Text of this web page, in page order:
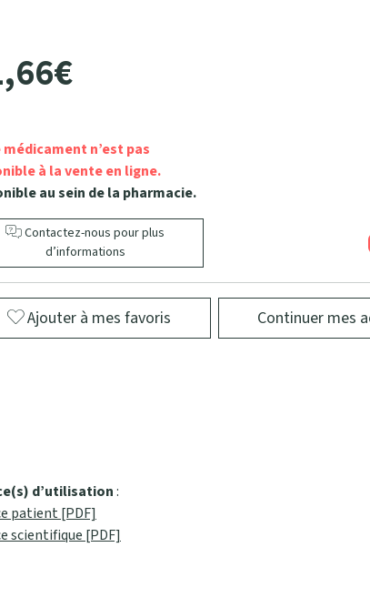
,66€
médicament n’est pas
à la vente en ligne.
au sein de la pharmacie.
Contactez-nous pour plus
d’informations
Ajouter à mes favoris Continuer mes
d’utilisation:
patient [PDF]
scientifique [PDF]